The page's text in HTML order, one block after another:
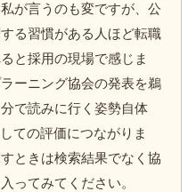
が言うのも変ですが、公
る習慣がある人ほど転職
と採用の現場で感じま
ーニング協会の発表を鵜
で読みに行く姿勢自体
ての評価につながりま
ときは検索結果でなく協
ってみてください。